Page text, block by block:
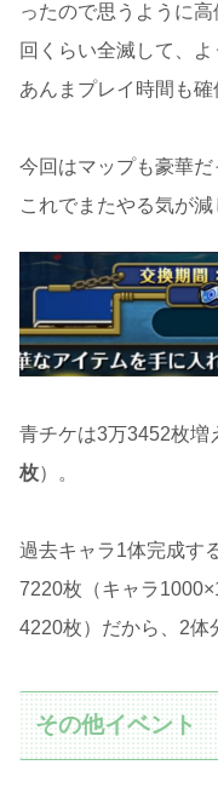
ったので思うように
回くらい全滅して、
あんまプレイ時間も確
今回はマップも豪華だ
これでまたやる気が減
青チケは3万3452枚
枚）。
過去キャラ1体完成す
7220枚（キャラ
4220枚）だから、2体
その他イベント